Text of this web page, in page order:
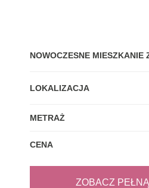
NOWOCZESNE MIESZKANIE
LOKALIZACJA
METRAŻ
CENA
ZOBACZ